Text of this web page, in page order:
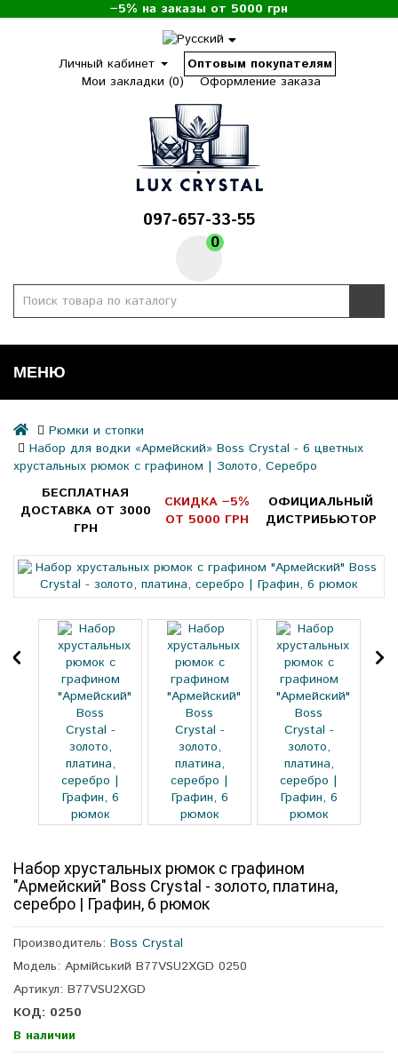
−5% на заказы от 5000 грн
Личный кабинет
Оптовым покупателям
Мои закладки (0)
Оформление заказа
097-657-33-55
0
МЕНЮ
Рюмки и стопки
Набор для водки «Армейский» Boss Crystal - 6 цветных
хрустальных рюмок с графином | Золото, Серебро
БЕСПЛАТНАЯ
ДОСТАВКА ОТ 3000
ГРН
СКИДКА −5%
ОТ 5000 ГРН
ОФИЦИАЛЬНЫЙ
ДИСТРИБЬЮТОР
Набор хрустальных рюмок с графином
"Армейский" Boss Crystal - золото, платина,
серебро | Графин, 6 рюмок
Производитель: Boss Crystal
Модель: Армійський B77VSU2XGD 0250
Артикул: B77VSU2XGD
КОД: 0250
В наличии